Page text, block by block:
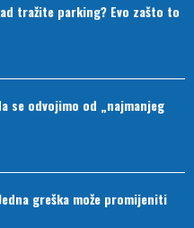
tražite parking? Evo zašto to
se odvojimo od „najmanjeg
greška može promijeniti